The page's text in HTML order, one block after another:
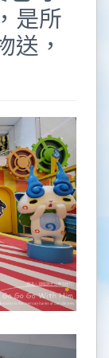
是所
送，